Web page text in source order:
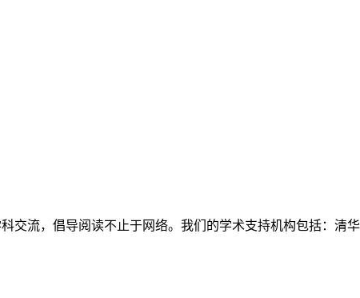
交流，倡导阅读不止于网络。我们的学术支持机构包括：清